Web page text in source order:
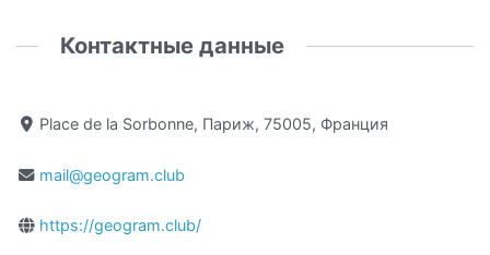
Контактные данные
Place de la Sorbonne, Париж, 75005, Франция
mail@geogram.club
https://geogram.club/